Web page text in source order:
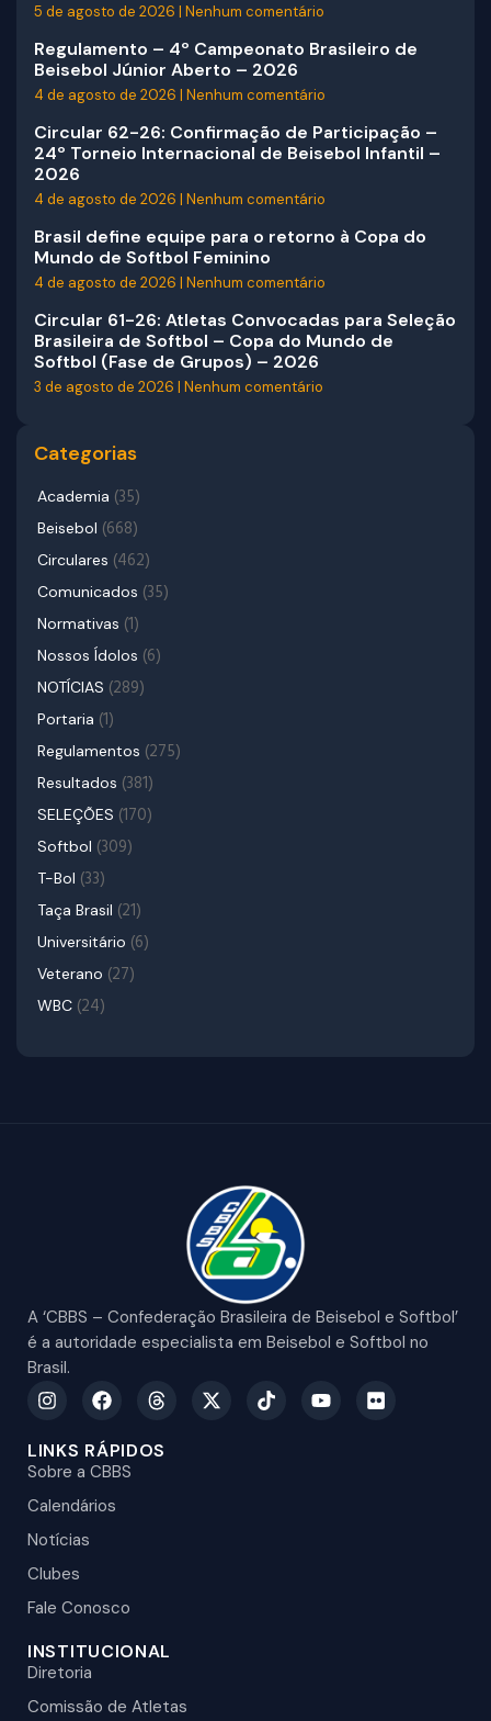
5 de agosto de 2026 Nenhum comentário
Regulamento – 4º Campeonato Brasileiro de
Beisebol Júnior Aberto – 2026
4 de agosto de 2026 Nenhum comentário
Circular 62-26: Confirmação de Participação –
24º Torneio Internacional de Beisebol Infantil –
2026
4 de agosto de 2026 Nenhum comentário
Brasil define equipe para o retorno à Copa do
Mundo de Softbol Feminino
4 de agosto de 2026 Nenhum comentário
Circular 61-26: Atletas Convocadas para Seleção
Brasileira de Softbol – Copa do Mundo de
Softbol (Fase de Grupos) – 2026
3 de agosto de 2026 Nenhum comentário
Categorias
Academia (35)
Beisebol (668)
Circulares (462)
Comunicados (35)
Normativas (1)
Nossos Ídolos (6)
NOTÍCIAS (289)
Portaria (1)
Regulamentos (275)
Resultados (381)
SELEÇÕES (170)
Softbol (309)
T-Bol (33)
Taça Brasil (21)
Universitário (6)
Veterano (27)
WBC (24)
A ‘CBBS – Confederação Brasileira de Beisebol e Softbol’
é a autoridade especialista em Beisebol e Softbol no
Brasil.
LINKS RÁPIDOS
Sobre a CBBS
Calendários
Notícias
Clubes
Fale Conosco
INSTITUCIONAL
Diretoria
Comissão de Atletas